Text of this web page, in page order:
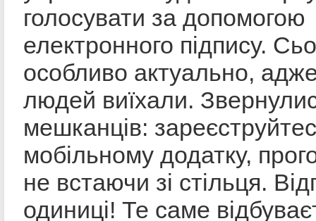
голосувати за допомогою
електронного підпису.
особливо актуально,
людей виїхали.
мешканців:
мобільному додатку,
не встаючи зі стільця.
одиниці! Те саме